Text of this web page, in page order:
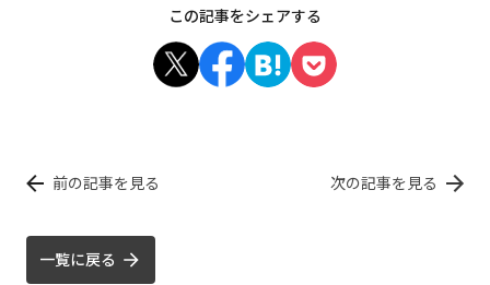
この記事をシェアする
前の記事を見る 次の記事を見る
一覧に戻る